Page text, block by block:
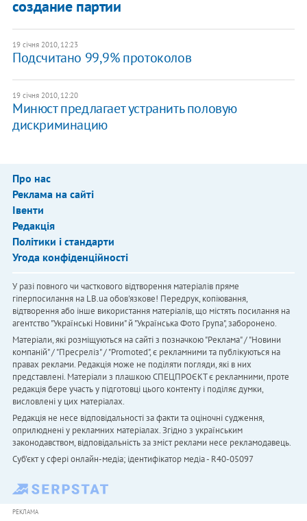
создание партии
19 січня 2010, 12:23
Подсчитано 99,9% протоколов
19 січня 2010, 12:20
Минюст предлагает устранить половую
дискриминацию
Про нас
Реклама на сайті
Івенти
Редакція
Політики і стандарти
Угода конфіденційності
У разі повного чи часткового відтворення матеріалів пряме
гіперпосилання на LB.ua обов'язкове! Передрук, копіювання,
відтворення або інше використання матеріалів, що містять посилання на
агентство "Українськi Новини" й "Українська Фото Група", заборонено.
Матеріали, які розміщуються на сайті з позначкою "Реклама" / "Новини
компаній" / "Пресреліз" / "Promoted", є рекламними та публікуються на
правах реклами. Редакція може не поділяти погляди, які в них
представлені. Матеріали з плашкою СПЕЦПРОЄКТ є рекламними, проте
редакція бере участь у підготовці цього контенту і поділяє думки,
висловлені у цих матеріалах.
Редакція не несе відповідальності за факти та оціночні судження,
оприлюднені у рекламних матеріалах. Згідно з українським
законодавством, відповідальність за зміст реклами несе рекламодавець.
Cуб'єкт у сфері онлайн-медіа; ідентифікатор медіа - R40-05097
РЕКЛАМА